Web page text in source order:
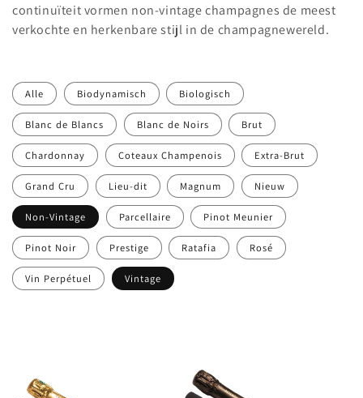
continuïteit vormen non-vintage champagnes de meest
verkochte en herkenbare stijl in de champagnewereld.
Alle Biodynamisch Biologisch
Blanc de Blancs Blanc de Noirs Brut
Chardonnay Coteaux Champenois Extra-Brut
Grand Cru Lieu-dit Magnum Nieuw
Non-Vintage Parcellaire Pinot Meunier
Pinot Noir Prestige Ratafia Rosé
Vin Perpétuel Vintage